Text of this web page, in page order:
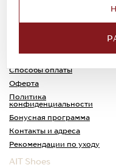
Все права защищены
Доставка
Способы оплаты
Оферта
Политика
конфиденциальности
Бонусная программа
Контакты и адреса
Рекомендации по уходу
AIT Shoes